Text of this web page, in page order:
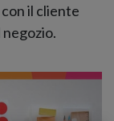
il cliente